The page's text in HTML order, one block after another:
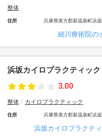
整体
住所 兵庫県美方郡新温泉町浜
細川療術院の
浜坂カイロプラクティック
3.00
整体 カイロプラクティック
住所 兵庫県美方郡新温泉町浜
浜坂カイロプラクテ